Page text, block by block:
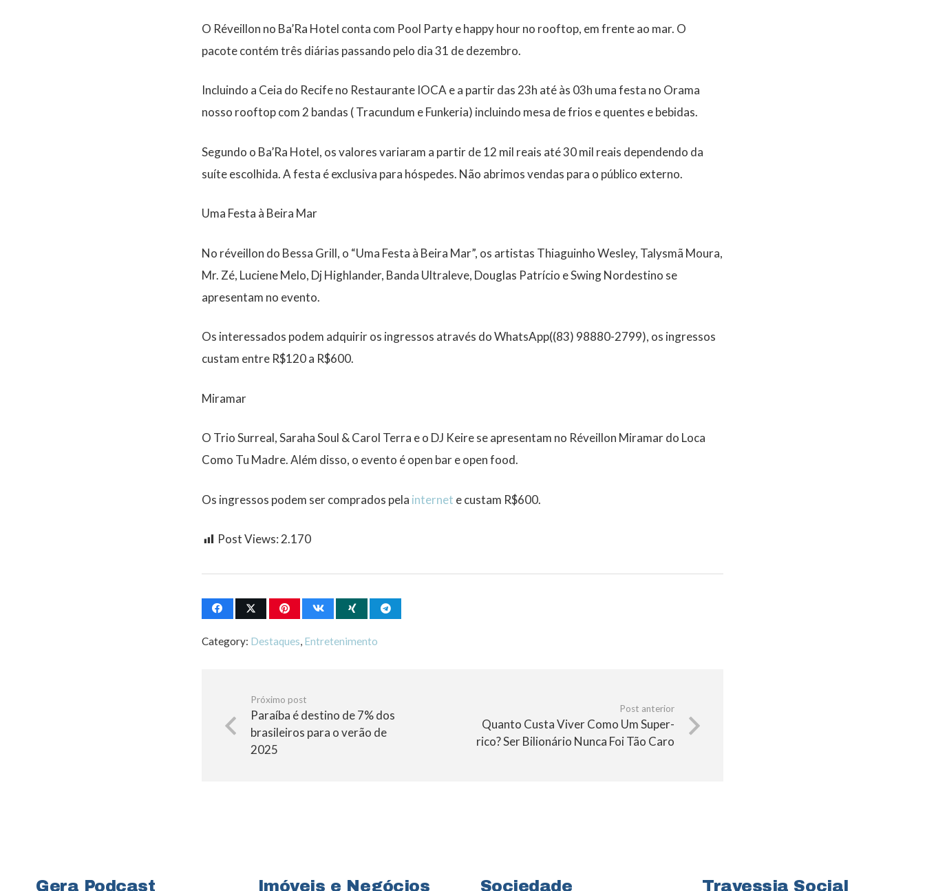
O Réveillon no Ba’Ra Hotel conta com Pool Party e happy hour no rooftop, em frente ao mar. O
pacote contém três diárias passando pelo dia 31 de dezembro.
Incluindo a Ceia do Recife no Restaurante IOCA e a partir das 23h até às 03h uma festa no Orama
nosso rooftop com 2 bandas ( Tracundum e Funkeria) incluindo mesa de frios e quentes e bebidas.
Segundo o Ba’Ra Hotel, os valores variaram a partir de 12 mil reais até 30 mil reais dependendo da
suíte escolhida. A festa é exclusiva para hóspedes. Não abrimos vendas para o público externo.
Uma Festa à Beira Mar
No réveillon do Bessa Grill, o “Uma Festa à Beira Mar”, os artistas Thiaguinho Wesley, Talysmã Moura,
Mr. Zé, Luciene Melo, Dj Highlander, Banda Ultraleve, Douglas Patrício e Swing Nordestino se
apresentam no evento.
Os interessados podem adquirir os ingressos através do WhatsApp((83) 98880-2799), os ingressos
custam entre R$120 a R$600.
Miramar
O Trio Surreal, Saraha Soul & Carol Terra e o DJ Keire se apresentam no Réveillon Miramar do Loca
Como Tu Madre. Além disso, o evento é open bar e open food.
Os ingressos podem ser comprados pela internet e custam R$600.
Post Views:2.170
Category: Destaques Entretenimento
Próximo post
Paraíba é destino de 7% dos
brasileiros para o verão de
2025
Post anterior
Quanto Custa Viver Como Um Super-
rico? Ser Bilionário Nunca Foi Tão Caro
Gera Podcast Imóveis e Negócios Sociedade Travessia Social